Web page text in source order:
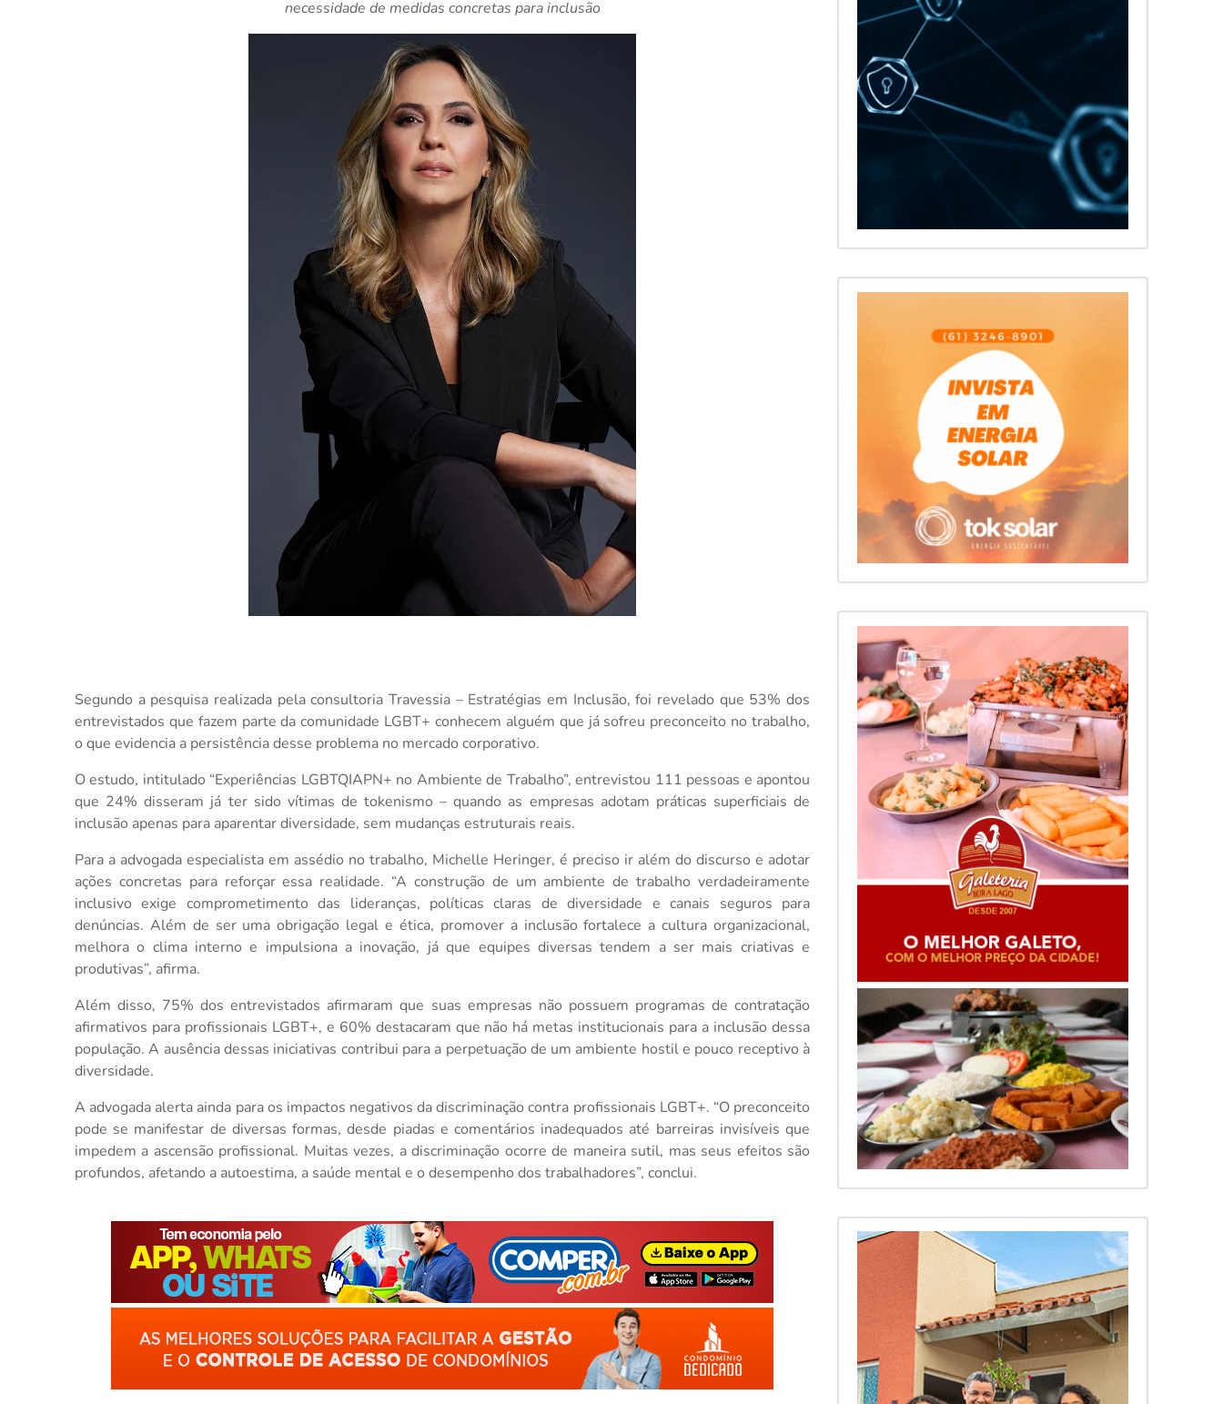
necessidade de medidas concretas para inclusão
Segundo a pesquisa realizada pela consultoria Travessia – Estratégias em Inclusão, foi revelado que 53% dos
entrevistados que fazem parte da comunidade LGBT+ conhecem alguém que já sofreu preconceito no trabalho,
o que evidencia a persistência desse problema no mercado corporativo.
O estudo, intitulado “Experiências LGBTQIAPN+ no Ambiente de Trabalho”, entrevistou 111 pessoas e apontou
que 24% disseram já ter sido vítimas de tokenismo – quando as empresas adotam práticas superficiais de
inclusão apenas para aparentar diversidade, sem mudanças estruturais reais.
Para a advogada especialista em assédio no trabalho, Michelle Heringer, é preciso ir além do discurso e adotar
ações concretas para reforçar essa realidade. “A construção de um ambiente de trabalho verdadeiramente
inclusivo exige comprometimento das lideranças, políticas claras de diversidade e canais seguros para
denúncias. Além de ser uma obrigação legal e ética, promover a inclusão fortalece a cultura organizacional,
melhora o clima interno e impulsiona a inovação, já que equipes diversas tendem a ser mais criativas e
produtivas”, afirma.
Além disso, 75% dos entrevistados afirmaram que suas empresas não possuem programas de contratação
afirmativos para profissionais LGBT+, e 60% destacaram que não há metas institucionais para a inclusão dessa
população. A ausência dessas iniciativas contribui para a perpetuação de um ambiente hostil e pouco receptivo à
diversidade.
A advogada alerta ainda para os impactos negativos da discriminação contra profissionais LGBT+. “O preconceito
pode se manifestar de diversas formas, desde piadas e comentários inadequados até barreiras invisíveis que
impedem a ascensão profissional. Muitas vezes, a discriminação ocorre de maneira sutil, mas seus efeitos são
profundos, afetando a autoestima, a saúde mental e o desempenho dos trabalhadores”, conclui.